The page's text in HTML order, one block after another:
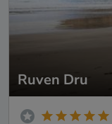
Ruven Dru